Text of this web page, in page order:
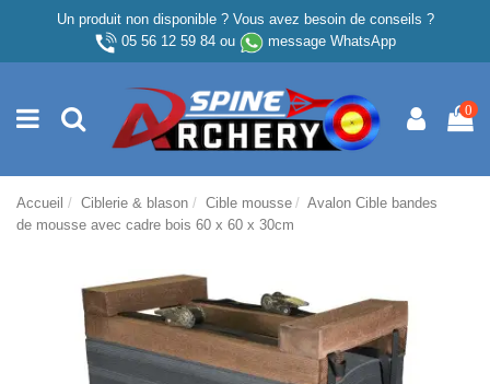
Un produit non disponible ? Vous avez besoin de conseils ?
05 56 12 59 84ou message WhatsApp
0
Accueil Ciblerie & blason Cible mousse
Avalon Cible bandes
de mousse avec cadre bois 60 x 60 x 30cm